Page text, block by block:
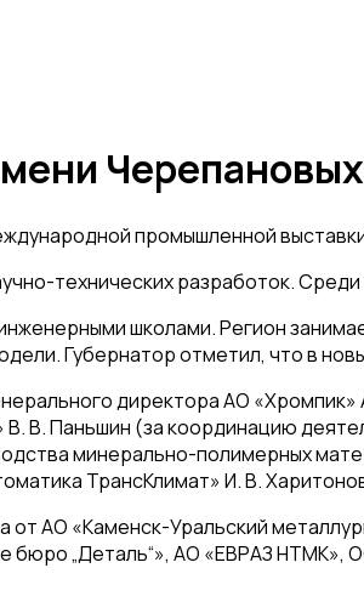
промышленной
технических разработок.
школами. Регион
Губернатор отметил, что в
директора АО
В. Паньшин (за координацию
минерально-полимерных
ТрансКлимат» И. В.
от АО «Каменск-Уральский
„Деталь“», АО «ЕВРАЗ